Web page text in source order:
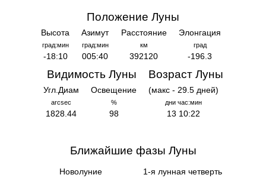
Положение Луны
Высота
град:мин
-18:10
Азимут
град:мин
005:40
Расстояние
км
392120
Элонгация
град
-196.3
Видимость Луны
Угл.Диам
arcsec
1828.44
Освещение
%
98
Возраст Луны
(макс - 29.5 дней)
дни час:мин
13 10:22
Ближайшие фазы Луны
Новолуние
1-я лунная четверть